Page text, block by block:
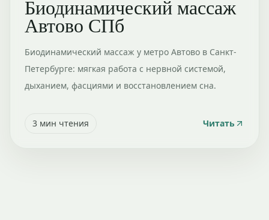
Биодинамический массаж
Автово СПб
Биодинамический массаж у метро Автово в Санкт-
Петербурге: мягкая работа с нервной системой,
дыханием, фасциями и восстановлением сна.
3 мин чтения Читать